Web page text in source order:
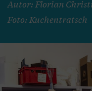
Autor: Florian
Foto: Kuchentratsch